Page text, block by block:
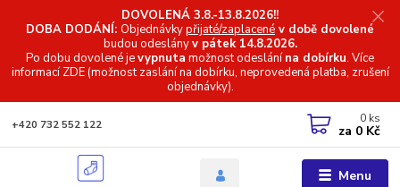
DOVOLENÁ 3.8.-13.8.2026!!
DOBA DODÁNÍ: Objednávkypřijaté/zaplacené v době dovolené
budou odeslányv pátek 14.8.2026.
Po dobu dovolené jevypnuta možnost odeslánína dobírku. Více
informacíZDE (možnost zaslání na dobírku, neprovedená platba, zrušení
objednávky).
Menu
+420 732 552 122 0 ks
za 0 Kč